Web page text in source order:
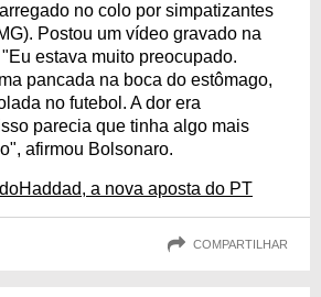
no colo por simpatizantes
Postou um vídeo gravado na
estava muito preocupado.
pancada na boca do estômago,
no futebol. A dor era
parecia que tinha algo mais
afirmou Bolsonaro.
a nova aposta do PT
COMPARTILHAR